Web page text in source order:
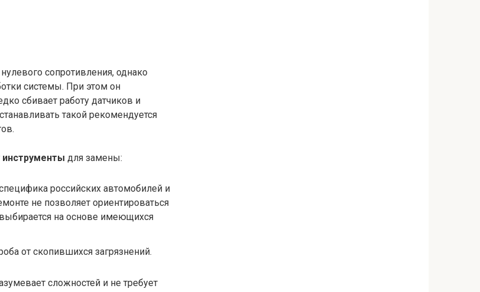
сопротивления, однако
системы. При этом он
сбивает работу датчиков и
такой рекомендуется
инструменты для замены:
российских автомобилей и
не позволяет ориентироваться
на основе имеющихся
от скопившихся загрязнений.
сложностей и не требует